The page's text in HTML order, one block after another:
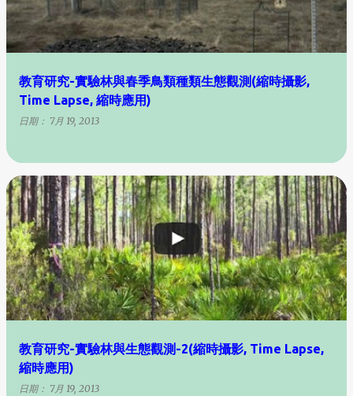
教育研究-實驗林與春季鳥類種類生態觀測(縮時攝影,
Time Lapse, 縮時應用)
日期： 7月 19, 2013
教育研究-實驗林與生態觀測-2(縮時攝影, Time Lapse,
縮時應用)
日期： 7月 19, 2013